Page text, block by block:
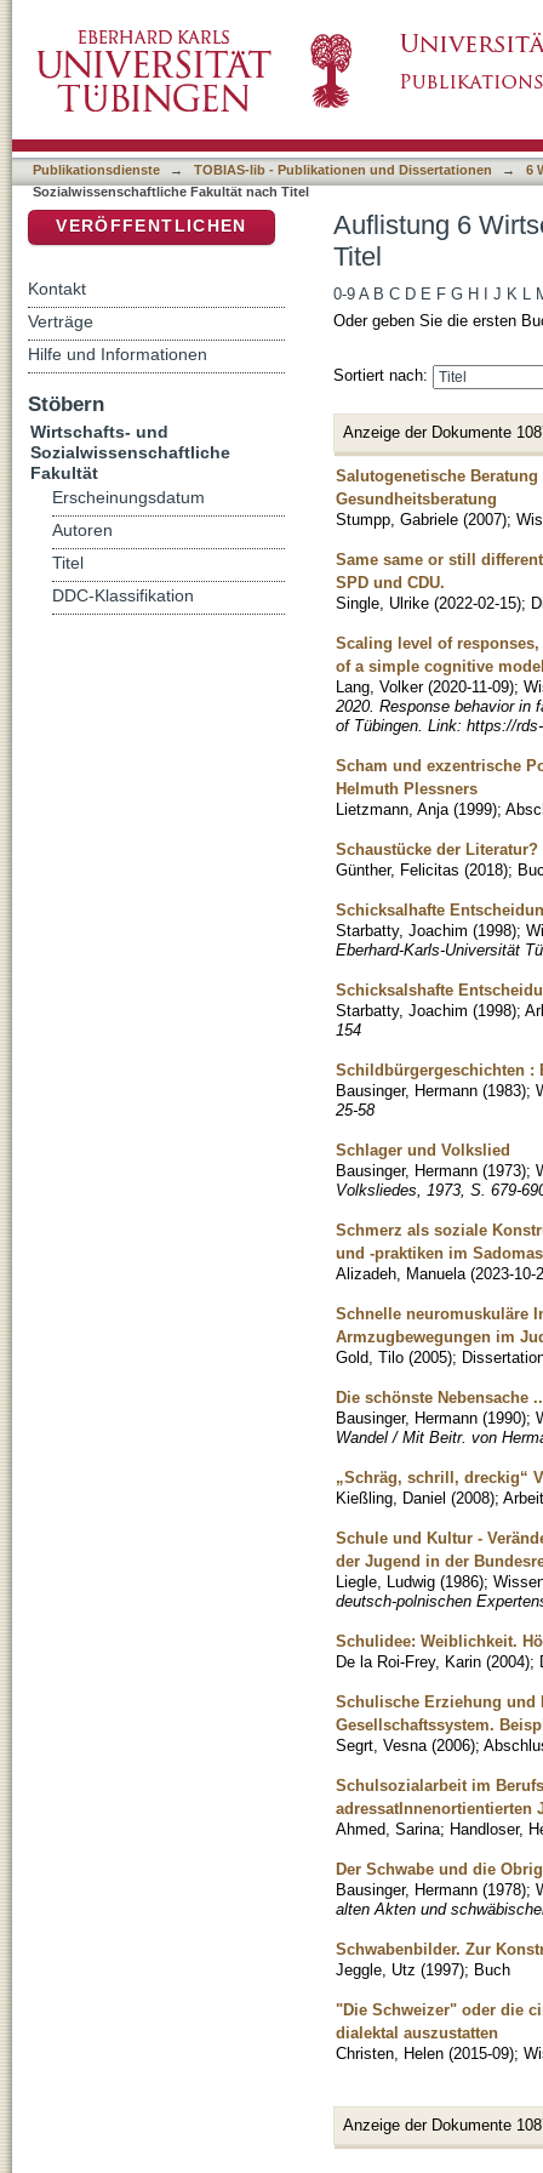
Publikationsdienste → TOBIAS-lib - Publikationen und Dissertationen →
6
Sozialwissenschaftliche Fakultät nach Titel
Auflistung 6
Titel
0-9 A B C D E F G H J K L
Oder geben Sie die ersten
Sortiert nach:
Anzeige der Dokumente
Salutogenetische
Gesundheitsberatung
Stumpp, Gabriele (2007);
Same same or still
SPD und CDU.
Single, Ulrike (2022-02-15);
Scaling level of
of a simple cognitive
Lang, Volker (2020-11-09);
2020. Response behavior in
of Tübingen. Link: https://
Scham und exzentrische
Helmuth Plessners
Lietzmann, Anja (1999);
Schaustücke der
Günther, Felicitas (2018);
Schicksalhafte
Starbatty, Joachim (1998);
Eberhard-Karls-Universität
Schicksalshafte
Starbatty, Joachim (1998);
154
Schildbürgergeschichten :
Bausinger, Hermann (1983);
25-58
Schlager und Volkslied
Bausinger, Hermann (1973);
Volksliedes, 1973, S. 679-
Schmerz als soziale
und -praktiken im
Alizadeh, Manuela (2023-10-
Schnelle neuromuskuläre
Armzugbewegungen im
Gold, Tilo (2005);
Die schönste Nebensache
Bausinger, Hermann (1990);
Wandel / Mit Beitr. von
„Schräg, schrill, dreckig“
Kießling, Daniel (2008);
Schule und Kultur -
der Jugend in der
Liegle, Ludwig (1986);
deutsch-polnischen
Schulidee: Weiblichkeit.
De la Roi-Frey, Karin (2004);
Schulische Erziehung und
Gesellschaftssystem.
Segrt, Vesna (2006);
Schulsozialarbeit im
adressatInnenortientierten
Ahmed, Sarina; Handloser,
Der Schwabe und die
Bausinger, Hermann (1978);
alten Akten und
Schwabenbilder. Zur
Jeggle, Utz (1997); Buch
"Die Schweizer" oder die
dialektal auszustatten
Christen, Helen (2015-09);
Anzeige der Dokumente
VERÖFFENTLICHEN
Kontakt
Verträge
Hilfe und Informationen
Stöbern
Wirtschafts- und
Sozialwissenschaftliche
Fakultät
Erscheinungsdatum
Autoren
Titel
DDC-Klassifikation